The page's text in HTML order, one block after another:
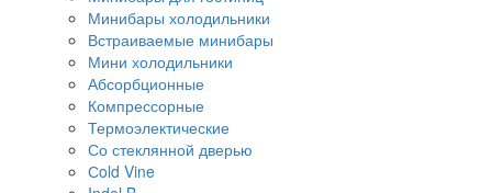
Минибары холодильники
Встраиваемые минибары
Мини холодильники
Абсорбционные
Компрессорные
Термоэлектические
Со стеклянной дверью
Сold Vine